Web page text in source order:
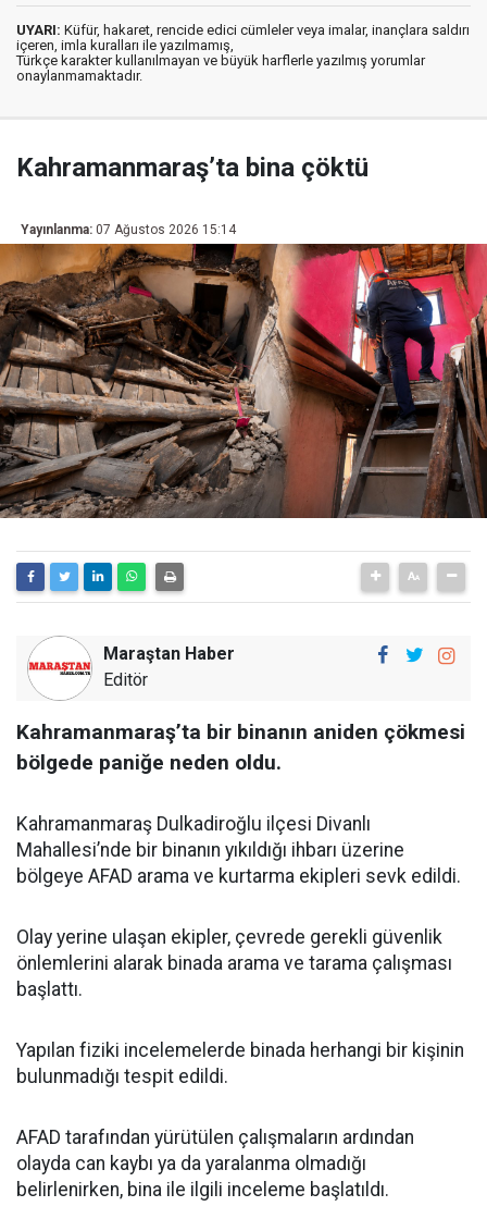
UYARI: Küfür, hakaret, rencide edici cümleler veya imalar, inançlara saldırı
içeren, imla kuralları ile yazılmamış,
Türkçe karakter kullanılmayan ve büyük harflerle yazılmış yorumlar
onaylanmamaktadır.
Kahramanmaraş’ta bina çöktü
Yayınlanma: 07 Ağustos 2026 15:14
Maraştan Haber
Editör
Kahramanmaraş’ta bir binanın aniden çökmesi
bölgede paniğe neden oldu.
Kahramanmaraş Dulkadiroğlu ilçesi Divanlı
Mahallesi’nde bir binanın yıkıldığı ihbarı üzerine
bölgeye AFAD arama ve kurtarma ekipleri sevk edildi.
Olay yerine ulaşan ekipler, çevrede gerekli güvenlik
önlemlerini alarak binada arama ve tarama çalışması
başlattı.
Yapılan fiziki incelemelerde binada herhangi bir kişinin
bulunmadığı tespit edildi.
AFAD tarafından yürütülen çalışmaların ardından
olayda can kaybı ya da yaralanma olmadığı
belirlenirken, bina ile ilgili inceleme başlatıldı.